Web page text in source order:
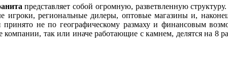
представляет собой огромную, разветвленную
игроки, региональные дилеры, оптовые магазины и,
принято не по географическому размаху и финансовым
компании, так или иначе работающие с камнем, делятся на 8